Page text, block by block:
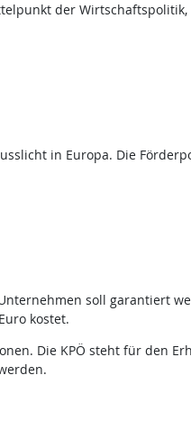
der
in Europa. Die
soll garantiert
kostet.
Die KPÖ steht für den